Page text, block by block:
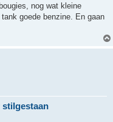
nog wat kleine
goede benzine. En gaan
stilgestaan